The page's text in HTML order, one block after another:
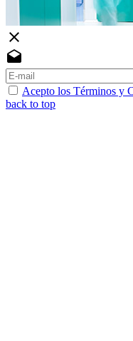
close
drafts
Acepto los Términos y
back to top